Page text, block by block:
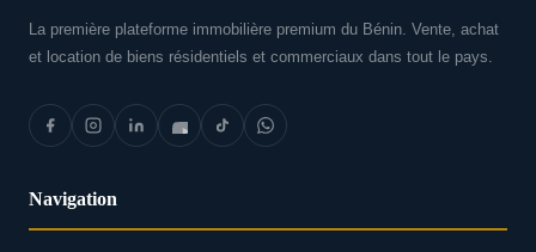
La première plateforme immobilière premium du Bénin. Vente, achat
et location de biens résidentiels et commerciaux dans tout le pays.
Navigation